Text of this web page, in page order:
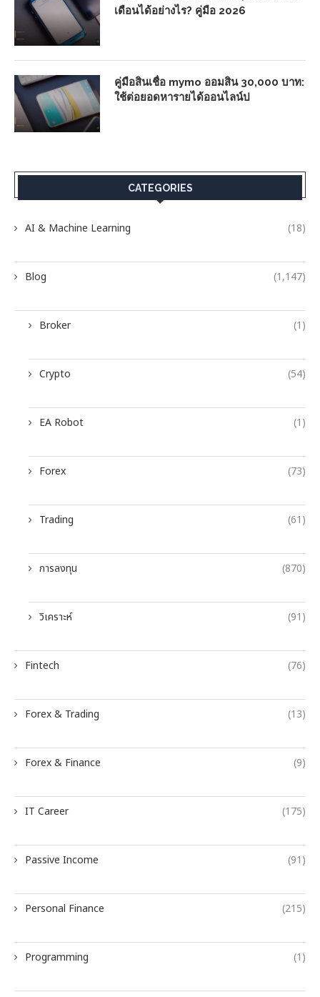
เดือนได้อย่างไร? คู่มือ 2026
คู่มือสินเชื่อ mymo ออมสิน 30,000 บาท:
ใช้ต่อยอดหารายได้ออนไลน์ป
CATEGORIES
AI & Machine Learning (18)
Blog (1,147)
Broker (1)
Crypto (54)
EA Robot (1)
Forex (73)
Trading (61)
การลงทุน (870)
วิเคราะห์ (91)
Fintech (76)
Forex & Trading (13)
Forex & Finance (9)
IT Career (175)
Passive Income (91)
Personal Finance (215)
Programming (1)